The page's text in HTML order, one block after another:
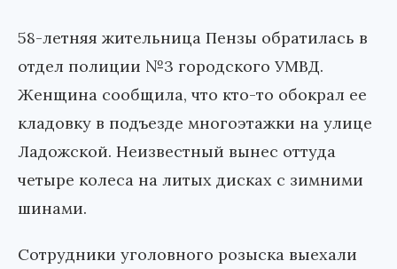
58-летняя жительница Пензы обратилась в
отдел полиции №3 городского УМВД.
Женщина сообщила, что кто-то обокрал ее
кладовку в подъезде многоэтажки на улице
Ладожской. Неизвестный вынес оттуда
четыре колеса на литых дисках с зимними
шинами.
Сотрудники уголовного розыска выехали